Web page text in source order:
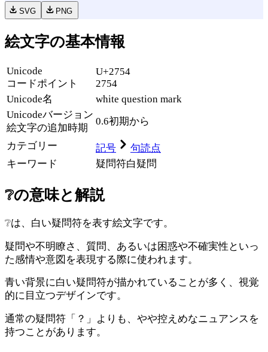
SVG PNG
絵文字の基本情報
Unicode
コードポイント
U+2754
2754
Unicode名
white question mark
Unicodeバージョン
絵文字の追加時期
0.6初期から
カテゴリー 記号
句読点
キーワード
疑問符白 疑問
❔の意味と解説
❔は、白い疑問符を表す絵文字です。
疑問や不明瞭さ、質問、あるいは困惑や不確実性といっ
た感情や意図を表現する際に使われます。
青い背景に白い疑問符が描かれていることが多く、視覚
的に目立つデザインです。
通常の疑問符「？」よりも、やや控えめなニュアンスを
持つことがあります。